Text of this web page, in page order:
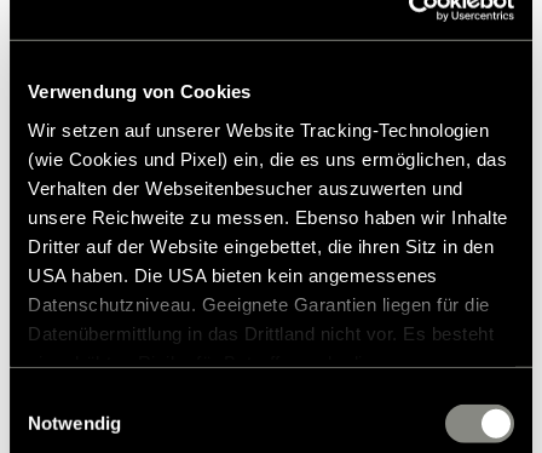
Verwendung von Cookies
Wir setzen auf unserer Website Tracking-Technologien
(wie Cookies und Pixel) ein, die es uns ermöglichen, das
Verhalten der Webseitenbesucher auszuwerten und
unsere Reichweite zu messen. Ebenso haben wir Inhalte
Dritter auf der Website eingebettet, die ihren Sitz in den
USA haben. Die USA bieten kein angemessenes
Datenschutzniveau. Geeignete Garantien liegen für die
Datenübermittlung in das Drittland nicht vor. Es besteht
zustehen. Eingesetzte Dienstleister können Daten für
Notwendig